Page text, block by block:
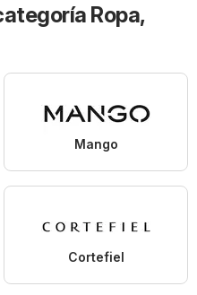
Ropa,
Mango
Cortefiel